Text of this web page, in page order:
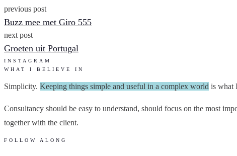
previous post
Buzz mee met Giro 555
next post
Groeten uit Portugal
INSTAGRAM
WHAT I BELIEVE IN
Simplicity. Keeping things simple and useful in a complex world is what
Consultancy should be easy to understand, should focus on the most
together with the client.
FOLLOW ALONG